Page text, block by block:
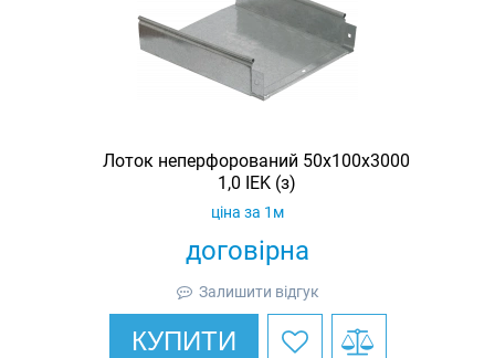
Лоток неперфорований 50х100х3000
1,0 IEK (з)
договірна
ціна за 1м
Залишити відгук
КУПИТИ